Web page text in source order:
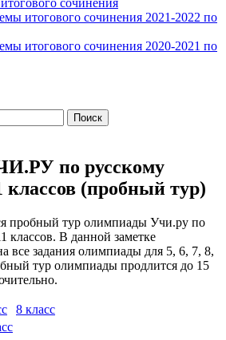
сочинения
итогового сочинения 2021-2022 по
итогового сочинения 2020-2021 по
по русскому
классов (пробный тур)
пробный тур олимпиады Учи.ру по
классов. В данной заметке
все задания олимпиады для 5, 6, 7, 8,
тур олимпиады продлится до 15
8 класс